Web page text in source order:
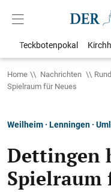
Teckbotenpokal
Home Nachrichten
Spielraum für Neues
Weilheim · Lenningen ·
Dettingen
Spielraum